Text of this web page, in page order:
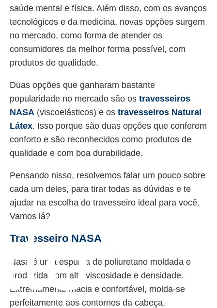
saúde mental e física. Além disso, com os avanços
tecnológicos e da medicina, novas opções surgem
no mercado, como forma de atender os
consumidores da melhor forma possível, com
produtos de qualidade.
Duas opções que ganharam bastante
popularidade no mercado são os travesseiros
NASA (viscoelásticos) e os travesseiros Natural
Látex. Isso porque são duas opções que conferem
conforto e são reconhecidos como produtos de
qualidade e com boa durabilidade.
Pensando nisso, resolvemos falar um pouco sobre
cada um deles, para tirar todas as dúvidas e te
ajudar na escolha do travesseiro ideal para você.
Vamos lá?
Travesseiro NASA
Nasa é uma espuma de poliuretano moldada e
produzida com alta viscosidade e densidade.
Extremamente macia e confortável, molda-se
perfeitamente aos contornos da cabeça,